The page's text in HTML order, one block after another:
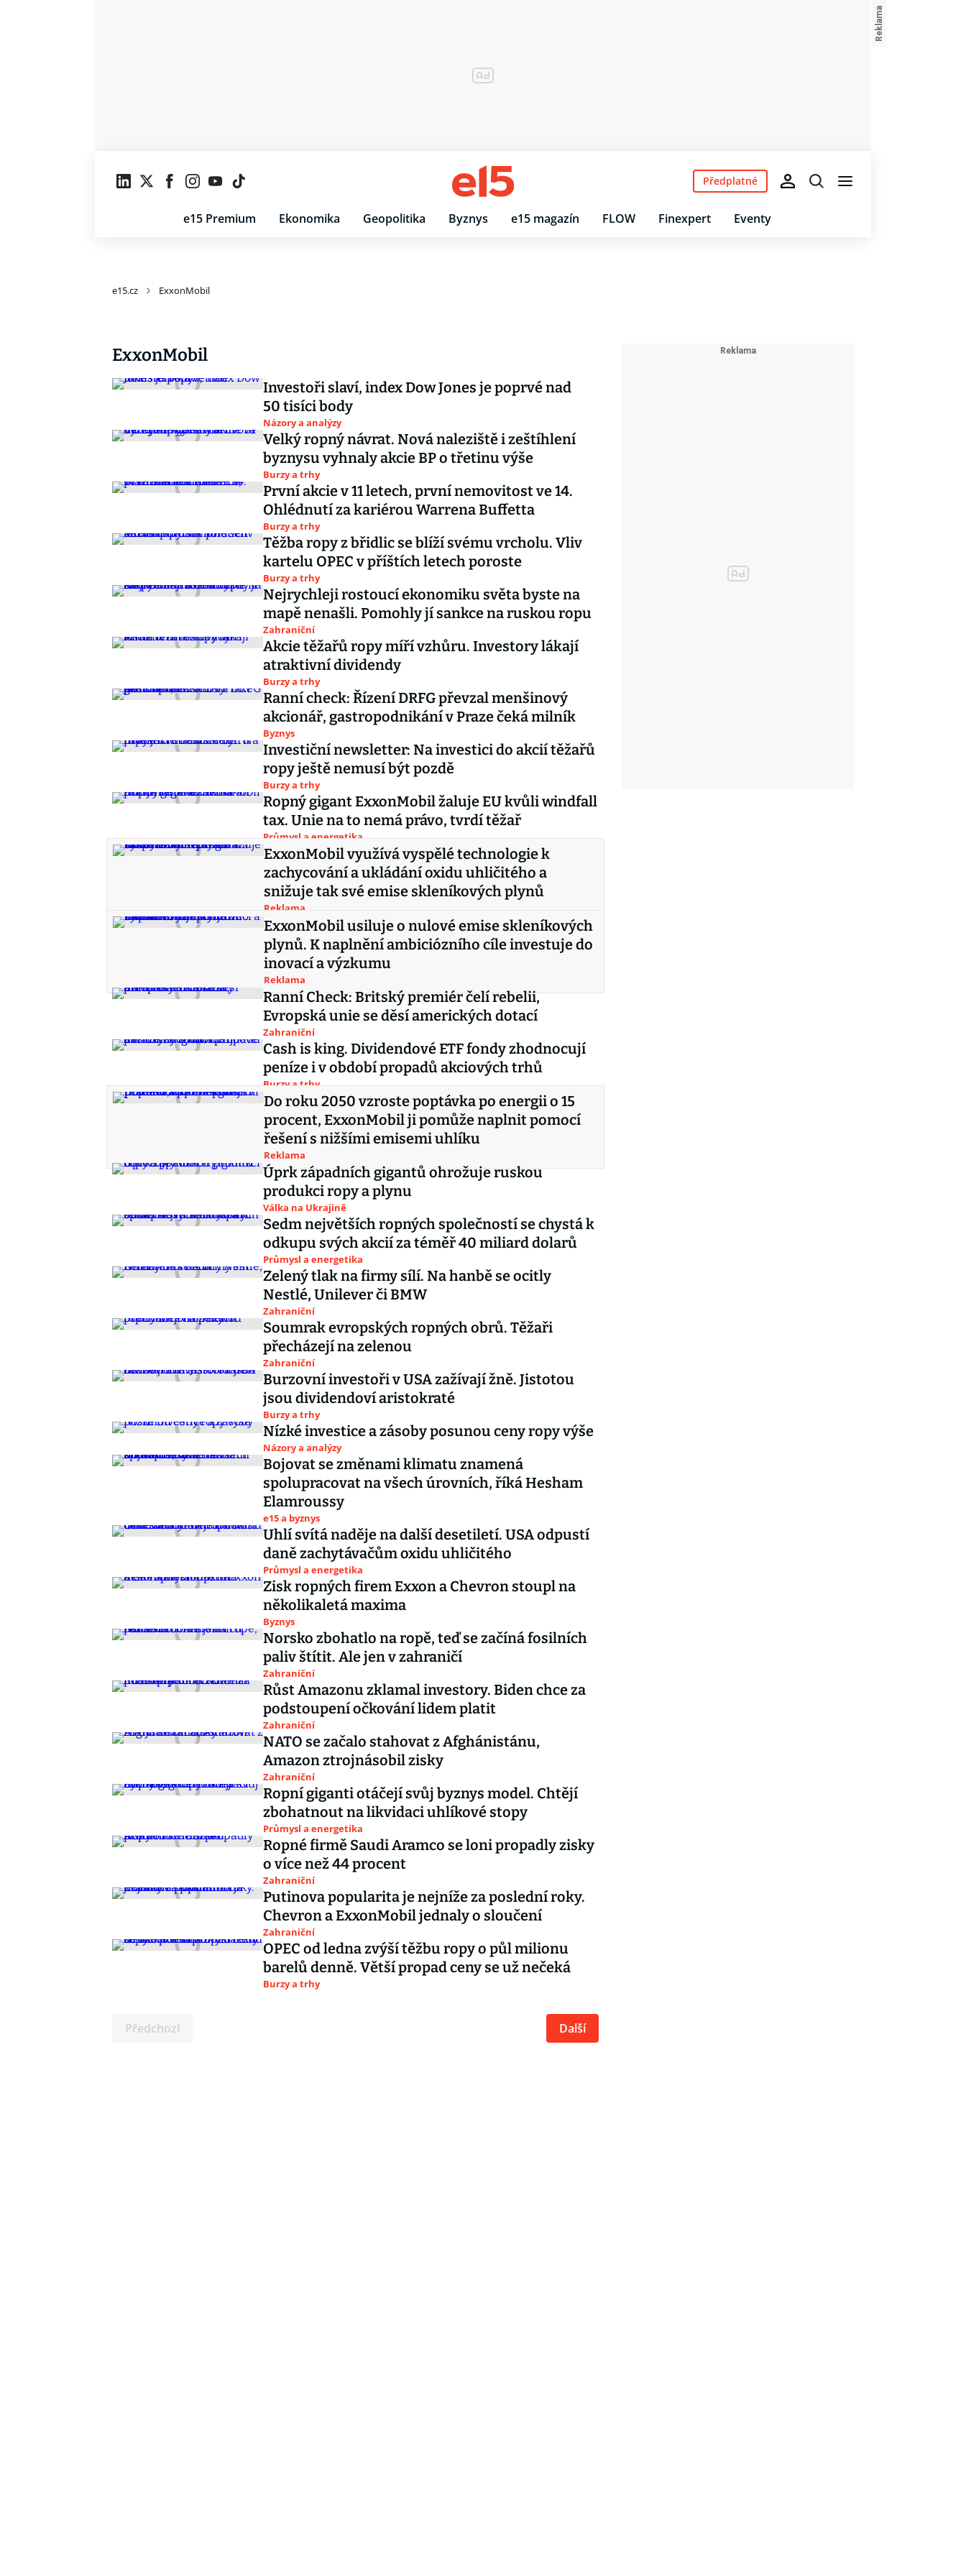
e15 Premium Ekonomika Geopolitika Byznys e15 magazín FLOW Finexpert Eventy
Předplatné
e15.cz ExxonMobil
ExxonMobil
Investoři slaví, index Dow Jones je poprvé nad
50 tisíci body
Názory a analýzy
Velký ropný návrat. Nová naleziště i zeštíhlení
byznysu vyhnaly akcie BP o třetinu výše
Burzy a trhy
První akcie v 11 letech, první nemovitost ve 14.
Ohlédnutí za kariérou Warrena Buffetta
Burzy a trhy
Těžba ropy z břidlic se blíží svému vrcholu. Vliv
kartelu OPEC v příštích letech poroste
Burzy a trhy
Nejrychleji rostoucí ekonomiku světa byste na
mapě nenašli. Pomohly jí sankce na ruskou ropu
Zahraniční
Akcie těžařů ropy míří vzhůru. Investory lákají
atraktivní dividendy
Burzy a trhy
Ranní check: Řízení DRFG převzal menšinový
akcionář, gastropodnikání v Praze čeká milník
Byznys
Investiční newsletter: Na investici do akcií těžařů
ropy ještě nemusí být pozdě
Burzy a trhy
Ropný gigant ExxonMobil žaluje EU kvůli windfall
tax. Unie na to nemá právo, tvrdí těžař
Průmysl a energetika
ExxonMobil využívá vyspělé technologie k
zachycování a ukládání oxidu uhličitého a
snižuje tak své emise skleníkových plynů
Reklama
ExxonMobil usiluje o nulové emise skleníkových
plynů. K naplnění ambiciózního cíle investuje do
inovací a výzkumu
Reklama
Ranní Check: Britský premiér čelí rebelii,
Evropská unie se děsí amerických dotací
Zahraniční
Cash is king. Dividendové ETF fondy zhodnocují
peníze i v období propadů akciových trhů
Burzy a trhy
Do roku 2050 vzroste poptávka po energii o 15
procent, ExxonMobil ji pomůže naplnit pomocí
řešení s nižšími emisemi uhlíku
Reklama
Úprk západních gigantů ohrožuje ruskou
produkci ropy a plynu
Válka na Ukrajině
Sedm největších ropných společností se chystá k
odkupu svých akcií za téměř 40 miliard dolarů
Průmysl a energetika
Zelený tlak na firmy sílí. Na hanbě se ocitly
Nestlé, Unilever či BMW
Zahraniční
Soumrak evropských ropných obrů. Těžaři
přecházejí na zelenou
Zahraniční
Burzovní investoři v USA zažívají žně. Jistotou
jsou dividendoví aristokraté
Burzy a trhy
Nízké investice a zásoby posunou ceny ropy výše
Názory a analýzy
Bojovat se změnami klimatu znamená
spolupracovat na všech úrovních, říká Hesham
Elamroussy
e15 a byznys
Uhlí svítá naděje na další desetiletí. USA odpustí
daně zachytávačům oxidu uhličitého
Průmysl a energetika
Zisk ropných firem Exxon a Chevron stoupl na
několikaletá maxima
Byznys
Norsko zbohatlo na ropě, teď se začíná fosilních
paliv štítit. Ale jen v zahraničí
Zahraniční
Růst Amazonu zklamal investory. Biden chce za
podstoupení očkování lidem platit
Zahraniční
NATO se začalo stahovat z Afghánistánu,
Amazon ztrojnásobil zisky
Zahraniční
Ropní giganti otáčejí svůj byznys model. Chtějí
zbohatnout na likvidaci uhlíkové stopy
Průmysl a energetika
Ropné firmě Saudi Aramco se loni propadly zisky
o více než 44 procent
Zahraniční
Putinova popularita je nejníže za poslední roky.
Chevron a ExxonMobil jednaly o sloučení
Zahraniční
OPEC od ledna zvýší těžbu ropy o půl milionu
barelů denně. Větší propad ceny se už nečeká
Burzy a trhy
Předchozí Další